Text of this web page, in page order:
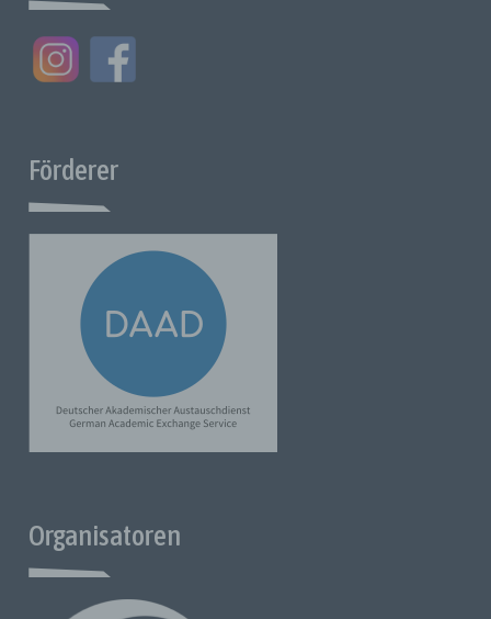
Förderer
Organisatoren
Dritter ist eine natürliche oder juristische Person, Behörde,
Einrichtung oder andere Stelle außer der betroffenen Person,
personenbezogene Daten zu verarbeiten.
k) Einwilligung
Die Einwilligung der betroffenen Person ist jede
Willensbekundung, die ohne Zwang, für den konkreten Fall, in
Kenntnis der Sachlage und unmissverständlich erfolgt und mit
der die betroffene Person durch eine Erklärung oder eine
eindeutige bestätigende Handlung ihr Einverständnis mit der
Verarbeitung der sie betreffenden personenbezogenen
Daten zum Ausdruck bringt.
Name und Anschrift des für die Verarbeitung Verantwortlichen
[Studierendenforum im Tönissteiner Kreis e.V.]
[ Breite Straße 29]
[ 10178 ] [Berlin]